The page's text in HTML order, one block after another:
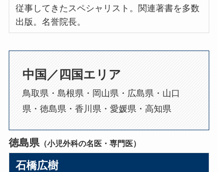
従事してきたスペシャリスト。関連著書を多数
出版。名誉院長。
中国／四国エリア
鳥取県・島根県・岡山県・広島県・山口
県・徳島県・香川県・愛媛県・高知県
徳島県（小児外科の名医・専門医）
石橋広樹